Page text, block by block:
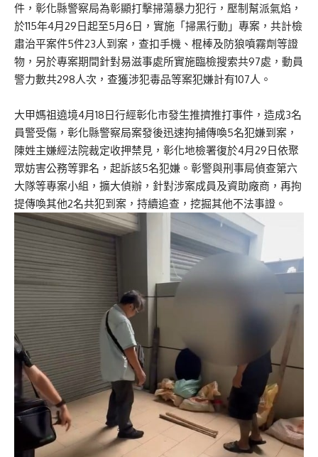
件，彰化縣警察局為彰顯打擊掃蕩暴力犯行，壓制幫派氣焰，
於115年4月29日起至5月6日，實施「掃黑行動」專案，共計檢
肅治平案件5件23人到案，查扣手機、棍棒及防狼噴霧劑等證
物，另於專案期間針對易滋事處所實施臨檢搜索共97處，動員
警力數共298人次，查獲涉犯毒品等案犯嫌計有107人。
大甲媽祖遶境4月18日行經彰化市發生推擠推打事件，造成3名
員警受傷，彰化縣警察局案發後迅速拘捕傳喚5名犯嫌到案，
陳姓主嫌經法院裁定收押禁見，彰化地檢署復於4月29日依聚
眾妨害公務等罪名，起訴該5名犯嫌。彰警與刑事局偵查第六
大隊等專案小組，擴大偵辦，針對涉案成員及資助廠商，再拘
提傳喚其他2名共犯到案，持續追查，挖掘其他不法事證。